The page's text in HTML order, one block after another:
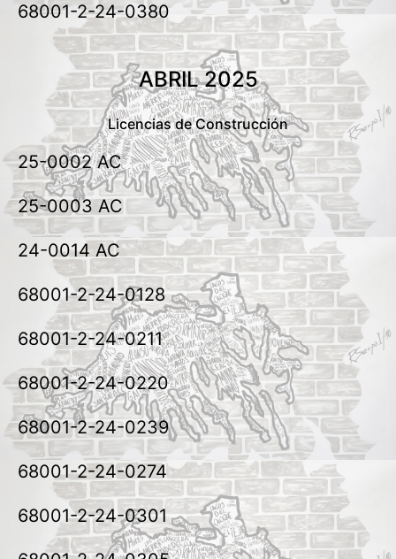
68001-2-24-0380
ABRIL 2025
Licencias de Construcción
25-0002 AC
25-0003 AC
24-0014 AC
68001-2-24-0128
68001-2-24-0211
68001-2-24-0220
68001-2-24-0239
68001-2-24-0274
68001-2-24-0301